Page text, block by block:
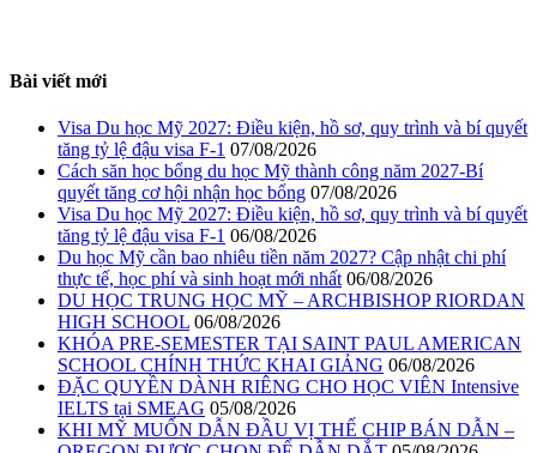
Bài viết mới
Visa Du học Mỹ 2027: Điều kiện, hồ sơ, quy trình và bí quyết
tăng tỷ lệ đậu visa F-1 07/08/2026
Cách săn học bổng du học Mỹ thành công năm 2027-Bí
quyết tăng cơ hội nhận học bổng 07/08/2026
Visa Du học Mỹ 2027: Điều kiện, hồ sơ, quy trình và bí quyết
tăng tỷ lệ đậu visa F-1 06/08/2026
Du học Mỹ cần bao nhiêu tiền năm 2027? Cập nhật chi phí
thực tế, học phí và sinh hoạt mới nhất 06/08/2026
DU HỌC TRUNG HỌC MỸ – ARCHBISHOP RIORDAN
HIGH SCHOOL 06/08/2026
KHÓA PRE-SEMESTER TẠI SAINT PAUL AMERICAN
SCHOOL CHÍNH THỨC KHAI GIẢNG 06/08/2026
ĐẶC QUYỀN DÀNH RIÊNG CHO HỌC VIÊN Intensive
IELTS tại SMEAG 05/08/2026
KHI MỸ MUỐN DẪN ĐẦU VỊ THẾ CHIP BÁN DẪN –